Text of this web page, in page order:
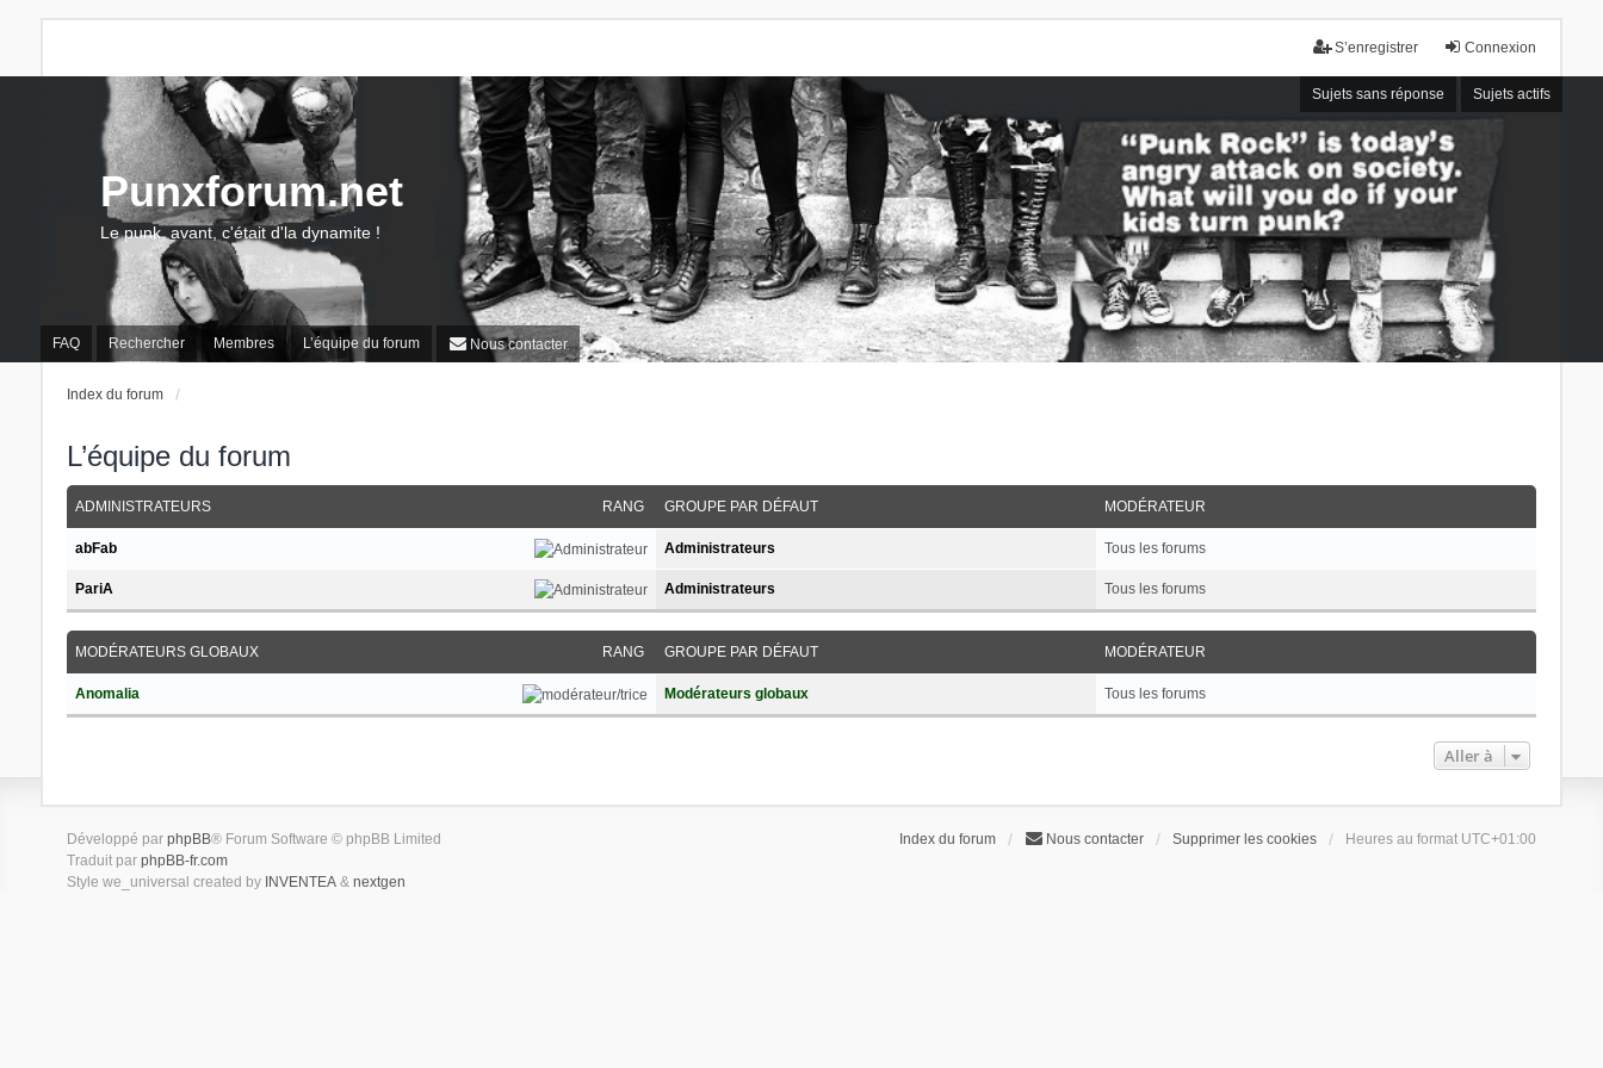
Connexion
S’enregistrer
Sujets sans réponse Sujets actifs
FAQ Rechercher Membres L’équipe du forum Nous contacter
Punxforum.net
Le punk, avant, c'était d'la dynamite !
Index du forum
L’équipe du forum
RANG
ADMINISTRATEURS GROUPE PAR DÉFAUT MODÉRATEUR
abFab Administrateurs Tous les forums
PariA Administrateurs Tous les forums
RANG
MODÉRATEURS GLOBAUX GROUPE PAR DÉFAUT MODÉRATEUR
Anomalia Modérateurs globaux Tous les forums
Aller à
Index du forum Nous contacter Supprimer les cookies Heures au format UTC+01:00
Développé par phpBB® Forum Software © phpBB Limited
Traduit par phpBB-fr.com
Style we_universal created by INVENTEA& nextgen